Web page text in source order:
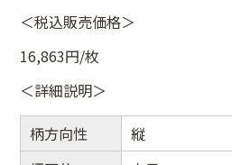
＜税込販売価格＞
16,863円/枚
＜詳細説明＞
柄方向性
縦